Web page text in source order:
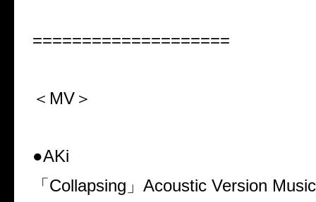
====================
＜MV＞
●AKi
「 Collapsing 」 Acoustic Version